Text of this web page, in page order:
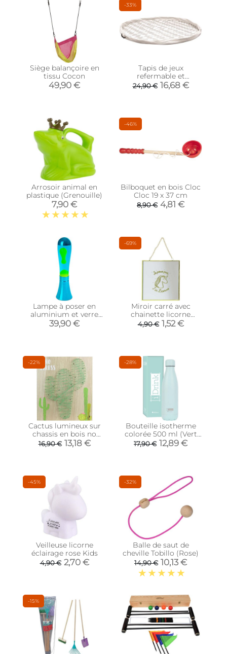
Siège balançoire en
tissu Cocon
49,90 €
-33%
Tapis de jeux
refermable et
transportable 120 cm
24,90 € 16,68 €
Arrosoir animal en
plastique (Grenouille)
7,90 €
-46%
Bilboquet en bois Cloc
Cloc 19 x 37 cm
8,90 € 4,81 €
Lampe à poser en
aluminium et verre
Magma (Bleu)
39,90 €
-69%
Miroir carré avec
chainette licorne
(Doré)
4,90 € 1,52 €
-22%
Cactus lumineux sur
chassis en bois no
stress 35 cm
16,90 € 13,18 €
-28%
Bouteille isotherme
colorée 500 ml (Vert
menthe)
17,90 € 12,89 €
-45%
Veilleuse licorne
éclairage rose Kids
4,90 € 2,70 €
-32%
Balle de saut de
cheville Tobillo (Rose)
14,90 € 10,13 €
-15%